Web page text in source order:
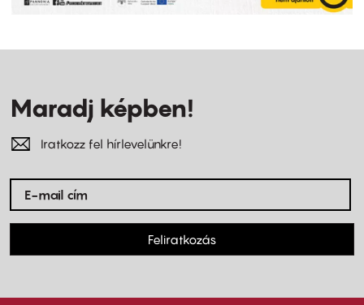
Maradj képben!
Iratkozz fel hírlevelünkre!
Feliratkozás